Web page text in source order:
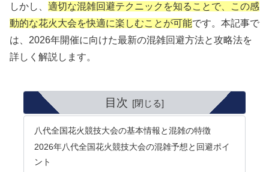
しかし、 適切な混雑回避テクニックを知ることで、この感
動的な花火大会を快適に楽しむことが可能です。本記事で
は、2026年開催に向けた最新の混雑回避方法と攻略法を
詳しく解説します。
目次
八代全国花火競技大会の基本情報と混雑の特徴
2026年八代全国花火競技大会の混雑予想と回避ポイ
ント